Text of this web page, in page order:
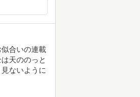
合いの連載
天ののっと
ないように